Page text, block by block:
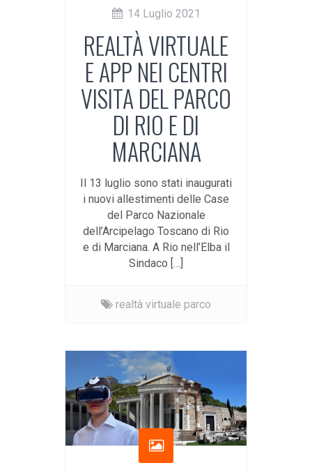
14 Luglio 2021
REALTÀ VIRTUALE
E APP NEI CENTRI
VISITA DEL PARCO
DI RIO E DI
MARCIANA
Il 13 luglio sono stati inaugurati
i nuovi allestimenti delle Case
del Parco Nazionale
dell’Arcipelago Toscano di Rio
e di Marciana. A Rio nell’Elba il
Sindaco […]
realtà virtuale parco